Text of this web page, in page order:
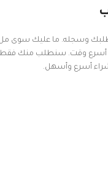
طلبك وسجله. ما عليك سوى
في أسرع وقت. سنطلب منك
أسرع وأسهل.